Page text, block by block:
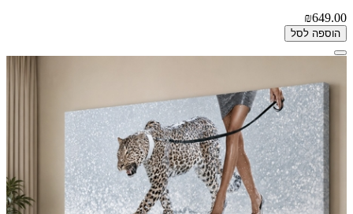
₪649.00
הוספה לסל